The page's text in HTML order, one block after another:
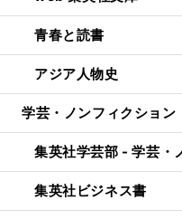
青春と読書
アジア人物史
学芸・ノンフィクション
集英社学芸部 - 学芸・
集英社ビジネス書